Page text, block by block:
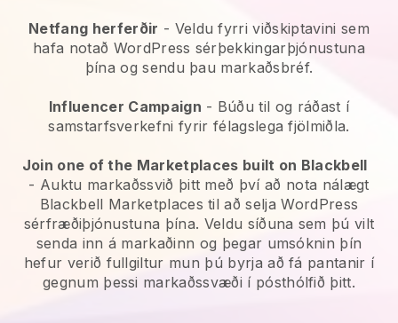
Netfang herferðir - Veldu fyrri viðskiptavini sem
hafa notað WordPress sérþekkingarþjónustuna
þína og sendu þau markaðsbréf.
Influencer Campaign - Búðu til og ráðast í
samstarfsverkefni fyrir félagslega fjölmiðla.
Join one of the Marketplaces built on Blackbell
- Auktu markaðssvið þitt með því að nota nálægt
Blackbell Marketplaces til að selja WordPress
sérfræðiþjónustuna þína. Veldu síðuna sem þú vilt
senda inn á markaðinn og þegar umsóknin þín
hefur verið fullgiltur mun þú byrja að fá pantanir í
gegnum þessi markaðssvæði í pósthólfið þitt.